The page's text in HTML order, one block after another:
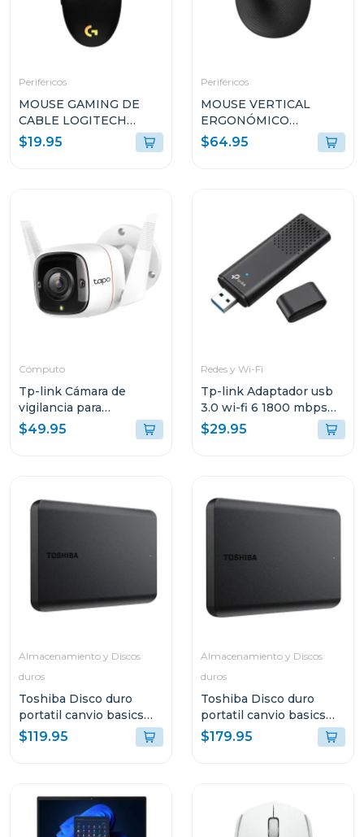
Periféricos
MOUSE GAMING DE
CABLE LOGITECH
LYGHTSYNC DE
8000DPI NEGRO G203
$19.95
Periféricos
MOUSE VERTICAL
ERGONÓMICO
LOGITECH LIFT CON
EASY-SWITCH MR0094
$64.95
Cómputo
Tp-link Cámara de
vigilancia para
exteriores con visión
nocturna y detección ia
$49.95
Redes y Wi-Fi
Tp-link Adaptador usb
3.0 wi-fi 6 1800 mbps
tx20u
$29.95
Almacenamiento y Discos
duros
Toshiba Disco duro
portatil canvio basics
hdd de 2tb hdtb520xk
$119.95
Almacenamiento y Discos
duros
Toshiba Disco duro
portatil canvio basics
hdd de 4tb hdtb540xk
$179.95